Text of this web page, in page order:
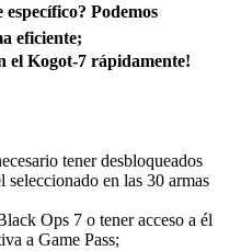
Podemos
eficiente;
el Kogot-7 rápidamente!
tener desbloqueados
en las 30 armas
Ops 7 o tener acceso a él
a Game Pass;